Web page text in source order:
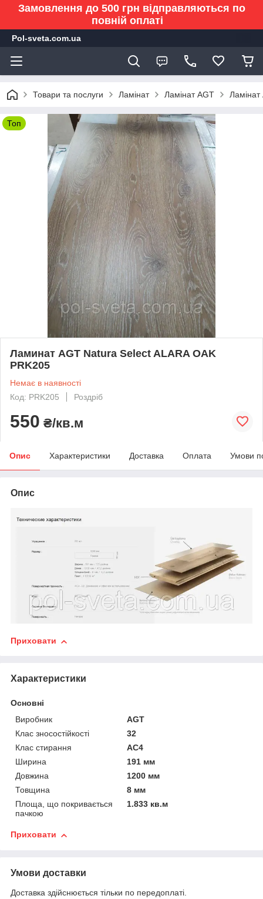
Замовлення до 500 грн відправляються по
повній оплаті
Pol-sveta.com.ua
Товари та послуги Ламінат Ламінат AGT
Топ
Ламинат AGT Natura Select ALARA OAK
PRK205
Немає в наявності
Код: PRK205
Роздріб
550 ₴/кв.м
Опис Характеристики Доставка Оплата Умови
Опис
Приховати
Характеристики
Основні
Виробник
AGT
Клас зносостійкості
32
Клас стирання
АС4
Ширина
191 мм
Довжина
1200 мм
Товщина
8 мм
Площа, що покривається
пачкою
1.833 кв.м
Приховати
Умови доставки
Доставка здійснюється тільки по передоплаті.